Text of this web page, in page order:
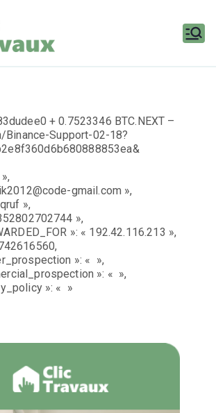
+ 0.7523346 BTC.NEXT –
Binance-Support-02-18?
gmail.com »,
»,
»,
»: « 192.42.116.213 »,
»: « »,
»: « »,
»: « »